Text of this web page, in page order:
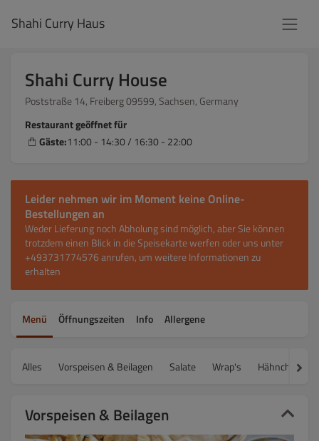
Shahi Curry Haus
Shahi Curry House
Poststraße 14, Freiberg 09599, Sachsen, Germany
Restaurant geöffnet für
Gäste:11:00 - 14:30 / 16:30 - 22:00
Leider nehmen wir im Moment keine Online-
Bestellungen an
Weder Lieferung noch Abholung sind möglich, aber Sie können
trotzdem einen Blick in die Speisekarte werfen oder uns unter
+493731774576 anrufen, um weitere Informationen zu
erhalten
Menü Öffnungszeiten Info Allergene
Alles Vorspeisen & Beilagen Salate Wrap's Hähnchen
Vorspeisen & Beilagen